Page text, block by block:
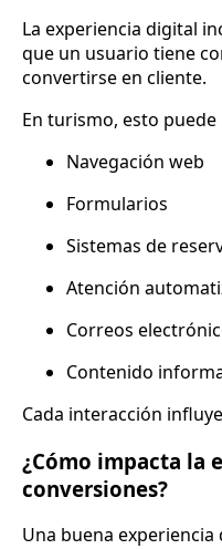
La experiencia digital
que un usuario tiene
convertirse en cliente.
En turismo, esto puede
Navegación web
Formularios
Sistemas de
Atención
Correos
Contenido
Cada interacción
¿Cómo impacta la
conversiones?
Una buena